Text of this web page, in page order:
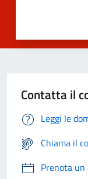
Contatta il
Leggi le
Chiama il
Prenota